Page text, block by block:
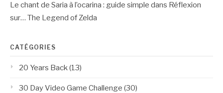
Le chant de Saria à l’ocarina : guide simple dans Réflexion
sur… The Legend of Zelda
CATÉGORIES
20 Years Back(13)
30 Day Video Game Challenge (30)